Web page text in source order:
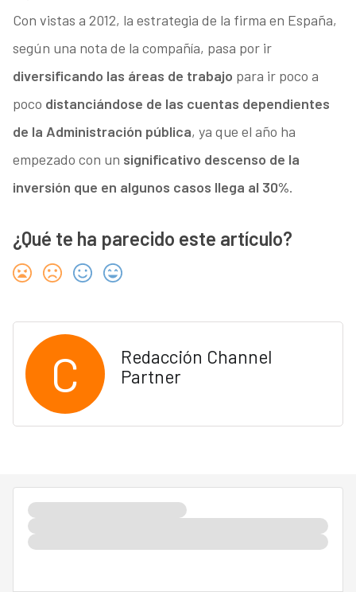
Con vistas a 2012, la estrategia de la firma en España,
según una nota de la compañía, pasa por ir
diversificando las áreas de trabajo para ir poco a
poco distanciándose de las cuentas dependientes
de la Administración pública, ya que el año ha
empezado con un significativo descenso de la
inversión que en algunos casos llega al 30%.
¿Qué te ha parecido este artículo?
C
Redacción Channel
Partner